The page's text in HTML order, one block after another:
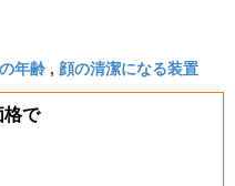
all the difference.
long sessions. Highly
to set it up
correctly. The manual
年齢 , 顔の清潔になる装置
格で